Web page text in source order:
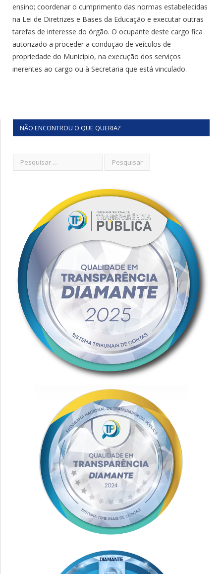
ensino; coordenar o cumprimento das normas estabelecidas
na Lei de Diretrizes e Bases da Educação e executar outras
tarefas de interesse do órgão. O ocupante deste cargo fica
autorizado a proceder a condução de veículos de
propriedade do Município, na execução dos serviços
inerentes ao cargo ou à Secretaria que está vinculado.
NÃO ENCONTROU O QUE QUERIA?